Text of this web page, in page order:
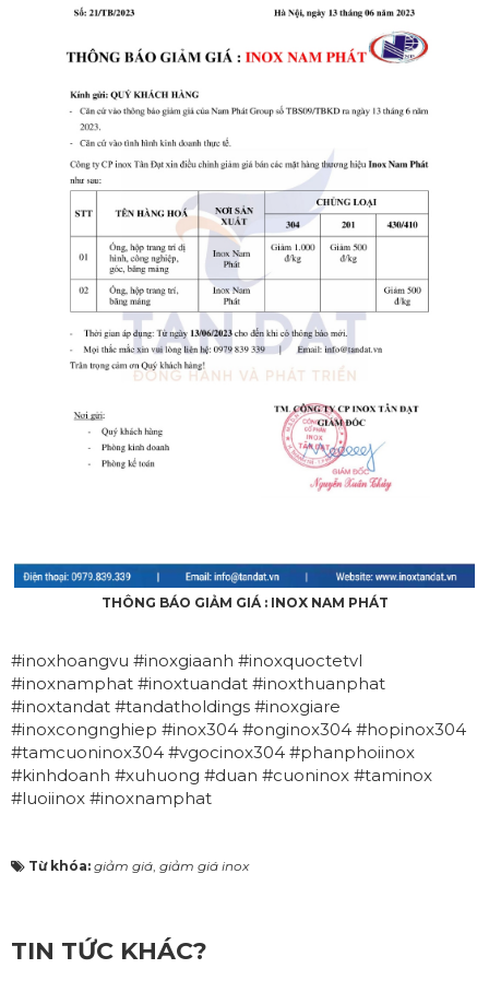
THÔNG BÁO GIẢM GIÁ : INOX NAM PHÁT
#inoxhoangvu #inoxgiaanh #inoxquoctetvl
#inoxnamphat #inoxtuandat #inoxthuanphat
#inoxtandat #tandatholdings #inoxgiare
#inoxcongnghiep #inox304 #onginox304 #hopinox304
#tamcuoninox304 #vgocinox304 #phanphoiinox
#kinhdoanh #xuhuong #duan #cuoninox #taminox
#luoiinox #inoxnamphat
Từ khóa: giảm giá giảm giá inox
TIN TỨC KHÁC?